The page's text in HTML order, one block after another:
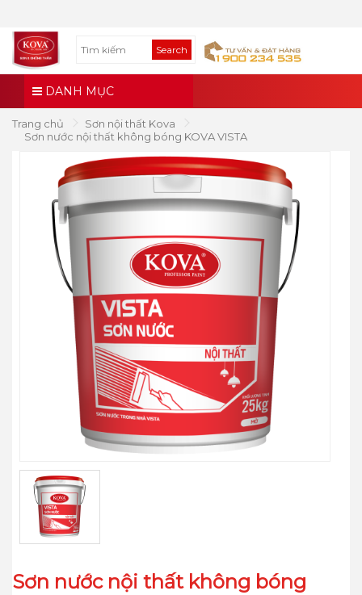
Search
DANH MỤC
Trang chủ
Sơn nội thất Kova
Sơn nước nội thất không bóng KOVA VISTA
Sơn nước nội thất không bóng